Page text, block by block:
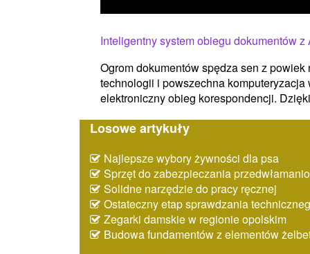
Inteligentny system obiegu dokumentów z
Ogrom dokumentów spędza sen z
technologii i powszechna
elektroniczny obieg korespondencji.
Losowe artykuły
Najlepsze wybory żywności dla psa
Sprzęt do zabezpieczania
Solidne narzędzie do pracy ręcznej
Ostateczny etap sprawdzania
Zegarki damskie w regionie opolskim
Budowa fundamentów z elementów